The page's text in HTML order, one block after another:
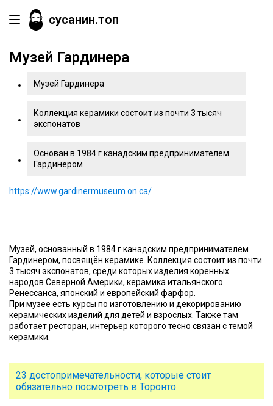
сусанин.топ
Музей Гардинера
Музей Гардинера
Коллекция керамики состоит из почти 3 тысяч
экспонатов
Основан в 1984 г канадским предпринимателем
Гардинером
https://www.gardinermuseum.on.ca/
Музей, основанный в 1984 г канадским предпринимателем
Гардинером, посвящён керамике. Коллекция состоит из почти
3 тысяч экспонатов, среди которых изделия коренных
народов Северной Америки, керамика итальянского
Ренессанса, японский и европейский фарфор.
При музее есть курсы по изготовлению и декорированию
керамических изделий для детей и взрослых. Также там
работает ресторан, интерьер которого тесно связан с темой
керамики.
23 достопримечательности, которые стоит
обязательно посмотреть в Торонто